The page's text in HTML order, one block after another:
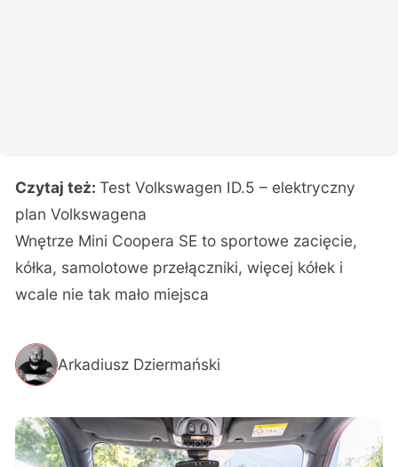
Czytaj też:Test Volkswagen ID.5 – elektryczny
plan Volkswagena
Wnętrze Mini Coopera SE to sportowe zacięcie,
kółka, samolotowe przełączniki, więcej kółek i
wcale nie tak mało miejsca
Arkadiusz Dziermański